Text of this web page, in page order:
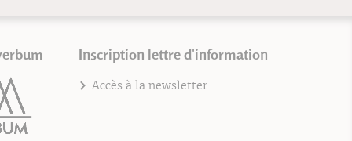
Inscription lettre d'information
Accès à la newsletter